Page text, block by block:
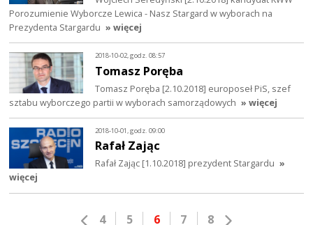
Porozumienie Wyborcze Lewica - Nasz Stargard w wyborach na
Prezydenta Stargardu » więcej
2018-10-02, godz. 08:57
Tomasz Poręba
Tomasz Poręba [2.10.2018] europoseł PiS, szef
sztabu wyborczego partii w wyborach samorządowych » więcej
2018-10-01, godz. 09:00
Rafał Zając
Rafał Zając [1.10.2018] prezydent Stargardu »
więcej
4 5 6 7 8